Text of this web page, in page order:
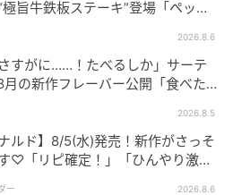
ードデカイラーメン
味）
旨牛鉄板ステーキ”登場「ペッパ
2026.8.6
さすがに……！たべるしか」サーテ
月の新作フレーバー公開「食べた方
2026.8.5
ナルド】8/5(水)発売！新作がさっそ
♡「リピ確定！」「ひんやり激う
ー 2026.8.6